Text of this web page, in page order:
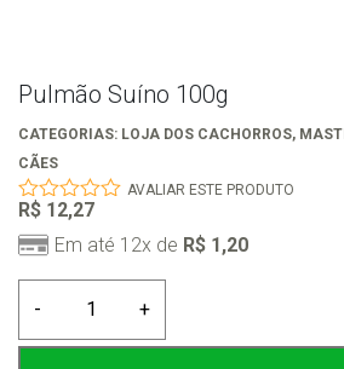
Pulmão Suíno 100g
CATEGORIAS: LOJA DOS CACHORROS,
CÃES
0
out
of
AVALIAR ESTE PRODUTO
R$ 12,27
Em até 12x de R$ 1,20
-
Suíno
100g
+